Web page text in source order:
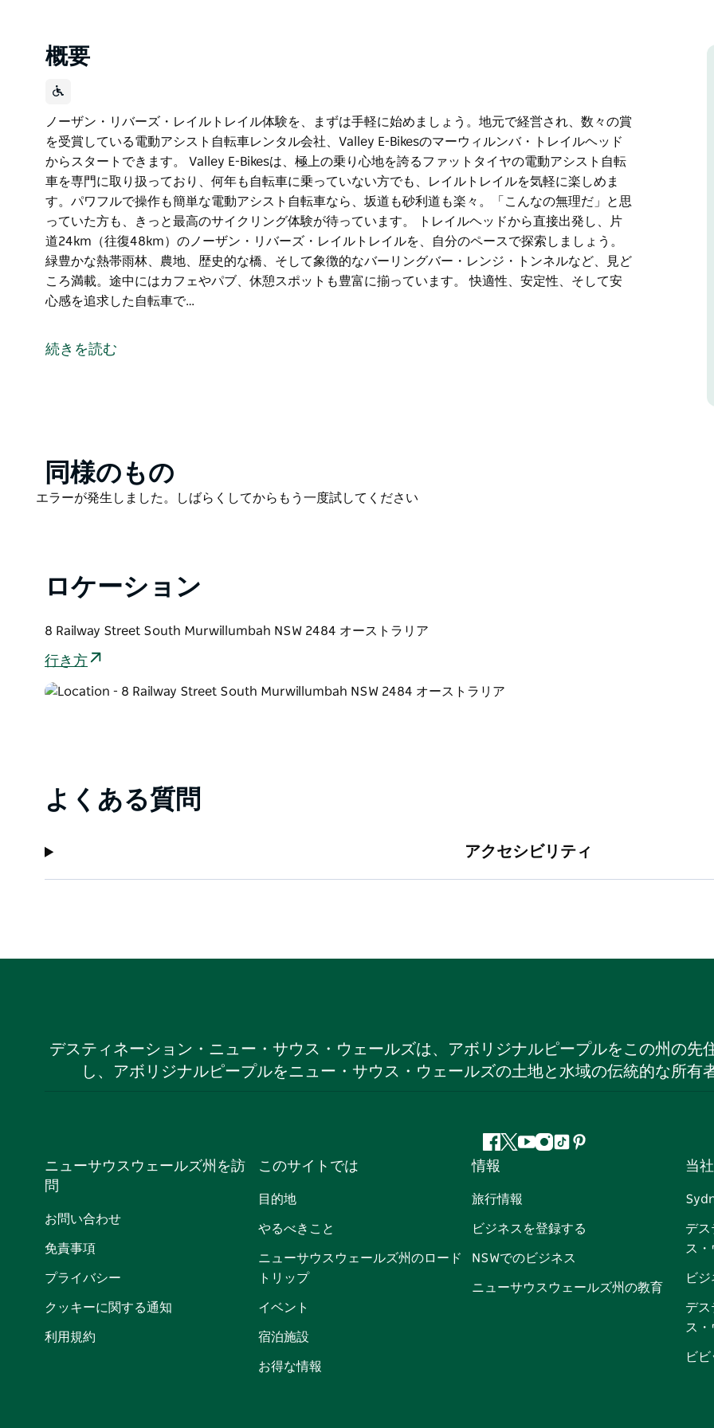
概要
ノーザン・リバーズ・レイルトレイル体験を、まずは手軽に始めましょう。地元で経営され、数々の賞
を受賞している電動アシスト自転車レンタル会社、Valley E-Bikesのマーウィルンバ・トレイルヘッド
からスタートできます。 Valley E-Bikesは、極上の乗り心地を誇るファットタイヤの電動アシスト自転
車を専門に取り扱っており、何年も自転車に乗っていない方でも、レイルトレイルを気軽に楽しめま
す。パワフルで操作も簡単な電動アシスト自転車なら、坂道も砂利道も楽々。「こんなの無理だ」と思
っていた方も、きっと最高のサイクリング体験が待っています。 トレイルヘッドから直接出発し、片
道24km（往復48km）のノーザン・リバーズ・レイルトレイルを、自分のペースで探索しましょう。
緑豊かな熱帯雨林、農地、歴史的な橋、そして象徴的なバーリングバー・レンジ・トンネルなど、見ど
ころ満載。途中にはカフェやパブ、休憩スポットも豊富に揃っています。 快適性、安定性、そして安
心感を追求した自転車で…
を受賞している電動アシスト自転車レンタル会社、Valley E-Bikesのマーウィルンバ・トレイルヘッド
からスタートできます。
トレイルヘッドから直接出発し、片道24km（往復48km）のノーザン・リバーズ・レイルトレイル
を、自分のペースで探索しましょう。緑豊かな熱帯雨林、農地、歴史的な橋、そして象徴的なバーリン
からお選びいただけます。ご家族連れ、カップル、グループ、そして初めての方も大歓迎です。
います。
ゴールドコースト空港からわずか30分、バイロンベイから40分の場所に位置するValley E-Bikesは、マ
ーウィルンバとノーザンリバーズ地域で最高の体験の一つです。
続きを読む
Product
List
同様のもの
Product
エラーが発生しました。しばらくしてからもう一度試してください
ロケーション
8 Railway Street South Murwillumbah NSW 2484 オーストラリア
行き方
よくある質問
アクセシビリティ
デスティネーション・ニュー・サウス・ウェールズは、アボリジナルピープルをこの州の先
し、アボリジナルピープルをニュー・サウス・ウェールズの土地と水域の伝統的な所有
フ
ェ
イ
ブ
ッ
ツ
ッ
ー
ユ
ー
ブ
イ
グ
ラ
テ
ト
ピ
ス
ニューサウスウェールズ州を訪
問
お問い合わせ
免責事項
プライバシー
クッキーに関する通知
利用規約
このサイトでは
目的地
やるべきこと
ニューサウスウェールズ州のロード
トリップ
イベント
宿泊施設
お得な情報
情報
旅行情報
ビジネスを登録する
NSWでのビジネス
ニューサウスウェールズ州の教育
当
デス
ス・
ビ
デス
ス・
ビ